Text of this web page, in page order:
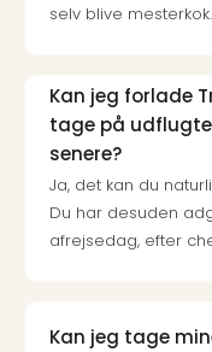
selv blive mesterkok.
Kan jeg forlade
tage på
senere?
Ja, det kan du
Du har desuden
afrejsedag, efter
Kan jeg tage